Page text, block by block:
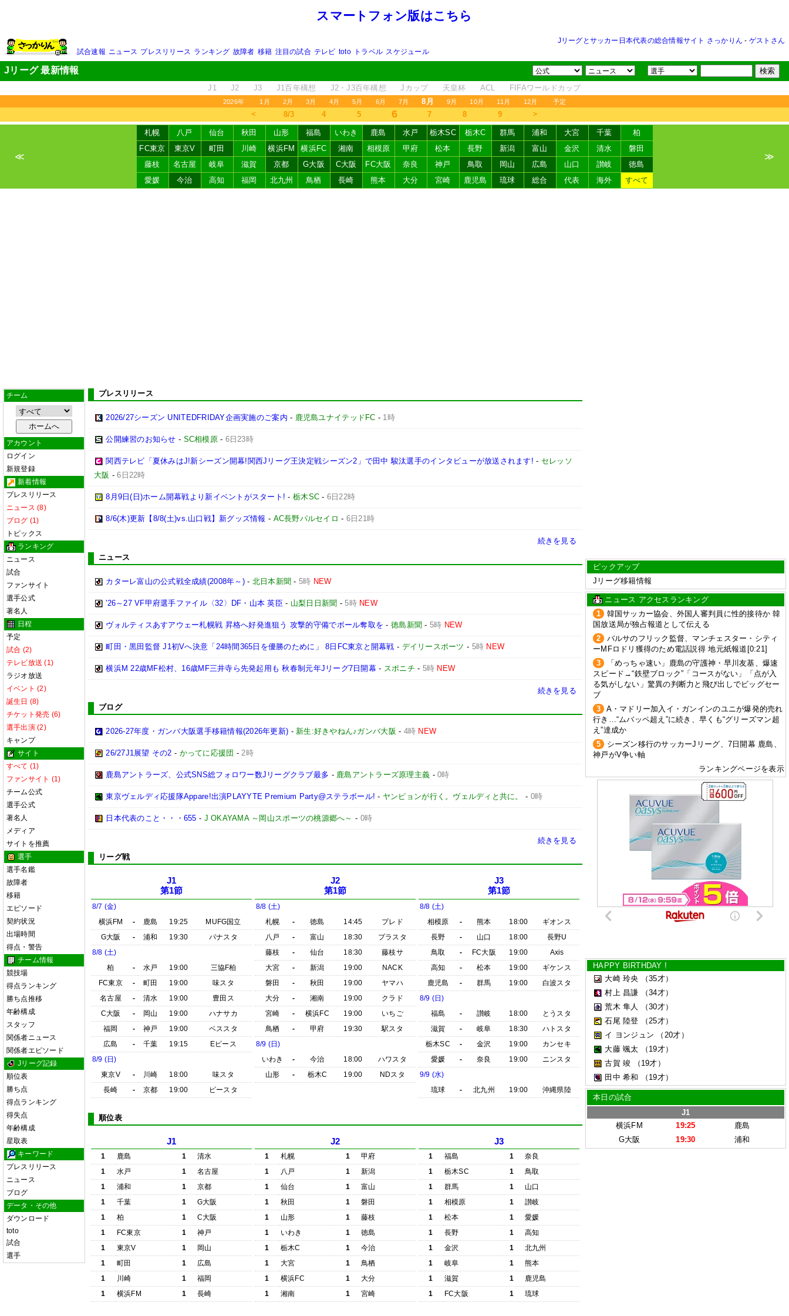
スマートフォン版はこちら
Jリーグとサッカー日本代表の総合情報サイト さっかりん - ゲストさん
試合速報 ニュース プレスリリース ランキング 故障者 移籍 注目の試合 テレビ toto トラベル スケジュール
Jリーグ 最新情報
J1 J2 J3 J1百年構想 J2・J3百年構想 Jカップ 天皇杯 ACL FIFAワールドカップ
2026年 1月 2月 3月 4月 5月 6月 7月 8月 9月 10月 11月 12月 予定
＜ 8/3 4 5 6 7 8 9 ＞
≪
札幌 八戸 仙台 秋田 山形 福島 いわき 鹿島 水戸 栃木SC 栃木C 群馬 浦和 大宮 千葉
柏
FC東京
東京V 町田 川崎 横浜FM 横浜FC 湘南 相模原 甲府 松本 長野 新潟 富山 金沢 清水
磐田
藤枝
名古屋 岐阜 滋賀 京都 G大阪 C大阪 FC大阪 奈良 神戸 鳥取 岡山 広島 山口 讃岐
徳島
愛媛
今治 高知 福岡 北九州 鳥栖 長崎 熊本 大分 宮崎 鹿児島 琉球 総合 代表 海外 すべて
≫
チーム
アカウント
ログイン
新規登録
新着情報
プレスリリース
ニュース (8)
ブログ (1)
トピックス
ランキング
ニュース
試合
ファンサイト
選手公式
著名人
日程
予定
試合 (2)
テレビ放送 (1)
ラジオ放送
イベント (2)
誕生日 (8)
チケット発売 (6)
選手出演 (2)
キャンプ
サイト
すべて (1)
ファンサイト (1)
チーム公式
選手公式
著名人
メディア
サイトを推薦
選手
選手名鑑
故障者
移籍
エピソード
契約状況
出場時間
得点・警告
チーム情報
競技場
得点ランキング
勝ち点推移
年齢構成
スタッフ
関係者ニュース
関係者エピソード
Jリーグ記録
順位表
勝ち点
得点ランキング
得失点
年齢構成
星取表
キーワード
プレスリリース
ニュース
ブログ
データ・その他
ダウンロード
toto
試合
選手
プレスリリース
2026/27シーズン UNITEDFRIDAY企画実施のご案内 - 鹿児島ユナイテッドFC - 1時
公開練習のお知らせ - SC相模原- 6日23時
関西テレビ「夏休みはJ!新シーズン開幕!関西Jリーグ王決定戦シーズン2」で田中 駿汰選手のインタビューが放送されます! - セレッソ
大阪 -6日22時
8月9日(日)ホーム開幕戦より新イベントがスタート! -栃木SC - 6日22時
8/6(木)更新【8/8(土)vs.山口戦】新グッズ情報 - AC長野パルセイロ - 6日21時
続きを見る
ニュース
カターレ富山の公式戦全成績(2008年～)- 北日本新聞 - 5時 NEW
'26～27 VF甲府選手ファイル〈32〉DF・山本 英臣 - 山梨日日新聞 -5時 NEW
ヴォルティスあすアウェー札幌戦 昇格へ好発進狙う 攻撃的守備でボール奪取を - 徳島新聞 - 5時 NEW
町田・黒田監督 J1初Vへ決意「24時間365日を優勝のために」 8日FC東京と開幕戦 - デイリースポーツ - 5時 NEW
横浜M 22歳MF松村、16歳MF三井寺ら先発起用も 秋春制元年Jリーグ7日開幕- スポニチ - 5時 NEW
続きを見る
ブログ
2026-27年度・ガンバ大阪選手移籍情報(2026年更新) - 新生:好きやねん♪ガンバ大阪 - 4時 NEW
26/27J1展望 その2 - かってに応援団 -2時
鹿島アントラーズ、公式SNS総フォロワー数Jリーグクラブ最多 - 鹿島アントラーズ原理主義 -0時
東京ヴェルディ応援隊Appare!出演PLAYYTE Premium Party@ステラボール! - ヤンピョンが行く。ヴェルディと共に。 - 0時
日本代表のこと・・・655 - J OKAYAMA ～岡山スポーツの桃源郷へ～ - 0時
続きを見る
リーグ戦
J1
第1節
8/7 (金)
横浜FM
- 鹿島 19:25
MUFG国立
G大阪
- 浦和 19:30
パナスタ
8/8 (土)
柏
- 水戸 19:00
三協F柏
FC東京
- 町田 19:00
味スタ
名古屋
- 清水 19:00
豊田ス
C大阪
- 岡山 19:00
ハナサカ
福岡
- 神戸 19:00
ベススタ
広島
- 千葉 19:15
Eピース
8/9 (日)
東京V
- 川崎 18:00
味スタ
長崎
- 京都 19:00 ピースタ
J2
第1節
8/8 (土)
札幌
- 徳島 14:45
プレド
八戸
- 富山 18:30
プラスタ
藤枝
- 仙台 18:30
藤枝サ
大宮
- 新潟 19:00
NACK
磐田
- 秋田 19:00
ヤマハ
大分
- 湘南 19:00
クラド
宮崎
- 横浜FC 19:00
いちご
鳥栖
- 甲府 19:30
駅スタ
8/9 (日)
いわき
- 今治 18:00
ハワスタ
山形
- 栃木C 19:00 NDスタ
J3
第1節
8/8 (土)
相模原
- 熊本 18:00
ギオンス
長野
- 山口 18:00
長野U
鳥取
- FC大阪 19:00
Axis
高知
- 松本 19:00
ギケンス
鹿児島
- 群馬 19:00
白波スタ
8/9 (日)
福島
- 讃岐 18:00
とうスタ
滋賀
- 岐阜 18:30
ハトスタ
栃木SC
- 金沢 19:00
カンセキ
愛媛
- 奈良 19:00
ニンスタ
9/9 (水)
琉球
- 北九州 19:00 沖縄県陸
順位表
J1
1 鹿島 1
清水
1
水戸 1
名古屋
1
浦和 1
京都
1
千葉 1
G大阪
1
柏 1
C大阪
1
FC東京 1
神戸
1
東京V 1
岡山
1
町田 1
広島
1
川崎 1
福岡
1
横浜FM 1 長崎
J2
1 札幌 1
甲府
1
八戸 1
新潟
1
仙台 1
富山
1
秋田 1
磐田
1
山形 1
藤枝
1
いわき 1
徳島
1
栃木C 1
今治
1
大宮 1
鳥栖
1
横浜FC 1
大分
1
湘南 1 宮崎
J3
1 福島 1
奈良
1
栃木SC 1
鳥取
1
群馬 1
山口
1
相模原 1
讃岐
1
松本 1
愛媛
1
長野 1
高知
1
金沢 1
北九州
1
岐阜 1
熊本
1
滋賀 1
鹿児島
1
FC大阪 1 琉球
ピックアップ
Jリーグ移籍情報
ニュース アクセスランキング
1
韓国サッカー協会、外国人審判員に性的接待か 韓
国放送局が独占報道として伝える
2
バルサのフリック監督、マンチェスター・シティ
ーMFロドリ獲得のため電話説得 地元紙報道[0:21]
3
「めっちゃ速い」鹿島の守護神・早川友基、爆速
スピード→“鉄壁ブロック”「コースがない」「点が入
る気がしない」驚異の判断力と飛び出しでビッグセー
ブ
3
A・マドリー加入イ・ガンインのユニが爆発的売れ
行き…“ムバッペ超え”に続き、早くも“グリーズマン超
え”達成か
5
シーズン移行のサッカーJリーグ、7日開幕 鹿島、
神戸がV争い軸
ランキングページを表示
HAPPY BIRTHDAY !
大崎 玲央
（35才）
村上 昌謙
（34才）
荒木 隼人
（30才）
石尾 陸登
（25才）
イ ヨンジュン
（20才）
大藤 颯太
（19才）
古賀 竣
（19才）
田中 希和
（19才）
本日の試合
J1
横浜FM
19:25
鹿島
G大阪
19:30 浦和